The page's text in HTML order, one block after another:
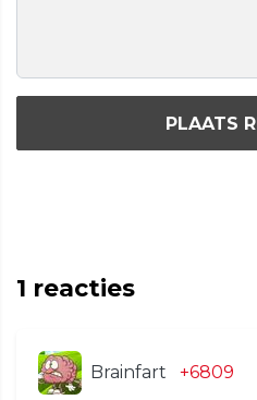
PLAATS
1 reacties
Brainfart +6809